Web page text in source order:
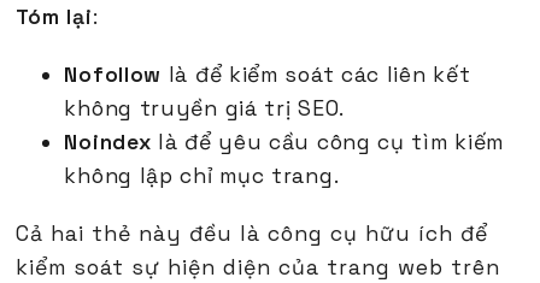
Tóm lại:
Nofollow là để kiểm soát các liên kết
không truyền giá trị SEO.
Noindex là để yêu cầu công cụ tìm kiếm
không lập chỉ mục trang.
Cả hai thẻ này đều là công cụ hữu ích để
kiểm soát sự hiện diện của trang web trên